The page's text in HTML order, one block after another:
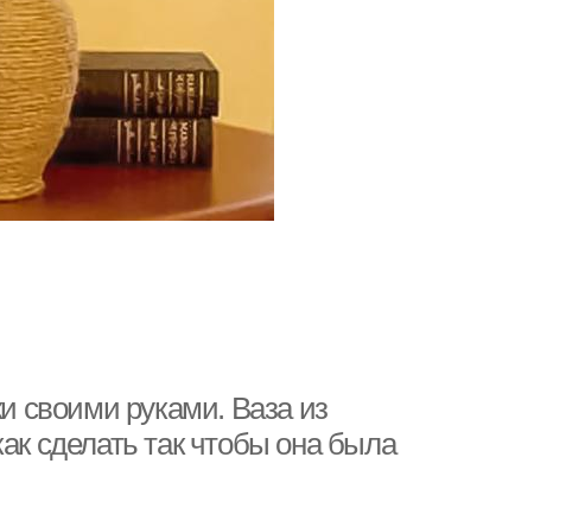
своими руками. Ваза из
сделать так чтобы она была